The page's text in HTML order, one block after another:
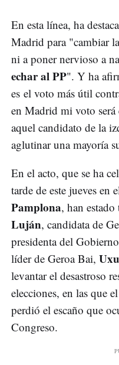
En esta línea, ha
Madrid para "cambiar
ni a poner nervioso a
echar al PP". Y ha
es el voto más útil
en Madrid mi voto
aquel candidato de la
aglutinar una mayoría
En el acto, que se ha
tarde de este jueves en
Pamplona, han estado
Luján, candidata de
presidenta del
líder de Geroa Bai,
levantar el desastroso
elecciones, en las que
perdió el escaño que
Congreso.